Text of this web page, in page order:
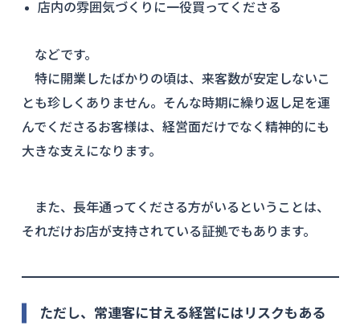
店内の雰囲気づくりに一役買ってくださる
などです。
特に開業したばかりの頃は、来客数が安定しないこ
とも珍しくありません。そんな時期に繰り返し足を運
んでくださるお客様は、経営面だけでなく精神的にも
大きな支えになります。
また、長年通ってくださる方がいるということは、
それだけお店が支持されている証拠でもあります。
ただし、常連客に甘える経営にはリスクもある